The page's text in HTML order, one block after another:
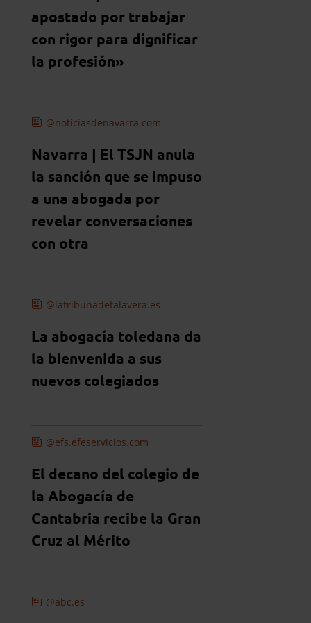
apostado por trabajar
con rigor para dignificar
la profesión»
@noticiasdenavarra.com
Navarra | El TSJN anula
la sanción que se impuso
a una abogada por
revelar conversaciones
con otra
@latribunadetalavera.es
La abogacía toledana da
la bienvenida a sus
nuevos colegiados
@efs.efeservicios.com
El decano del colegio de
la Abogacía de
Cantabria recibe la Gran
Cruz al Mérito
@abc.es